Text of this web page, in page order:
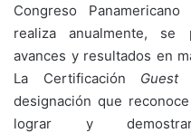
Congreso
realiza anualmente, se
avances y resultados en
La Certificación Guest
designación que
lograr y